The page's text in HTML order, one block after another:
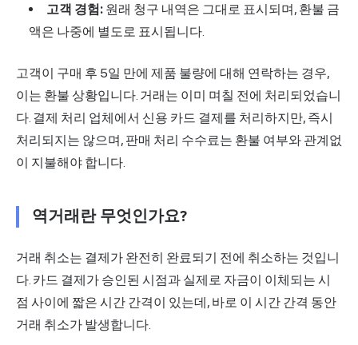
고객 경험: 원래 청구 내역은 그대로 표시되며, 환불 금
액은 나중에 별도로 표시됩니다.
고객이 구매 후 5일 만에 제품 불량에 대해 연락하는 경우,
이는 환불 상황입니다. 거래는 이미 며칠 전에 처리되었습니
다. 결제 처리 업체에서 신용 카드 결제를 처리하지만, 즉시
처리되지는 않으며, 판매 처리 수수료는 환불 여부와 관계없
이 지불해야 합니다.
역거래란 무엇인가요?
거래 취소는 결제가 완전히 완료되기 전에 취소하는 것입니
다. 카드 결제가 승인된 시점과 실제로 자금이 이체되는 시
점 사이에 짧은 시간 간격이 있는데, 바로 이 시간 간격 동안
거래 취소가 발생합니다.